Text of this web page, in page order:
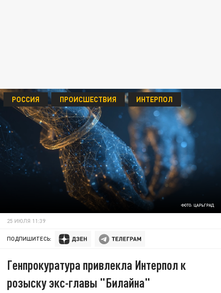
ФОТО: ЦАРЬГРАД
РОССИЯ ПРОИСШЕСТВИЯ ИНТЕРПОЛ
25 ИЮЛЯ 11:39
ПОДПИШИТЕСЬ:
Генпрокуратура привлекла Интерпол к
розыску экс-главы "Билайна"